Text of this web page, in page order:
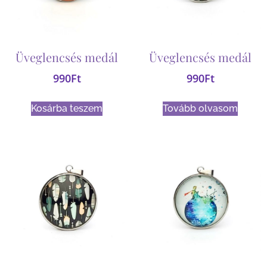
Üveglencsés medál
990Ft
Kosárba teszem
Üveglencsés medál
990Ft
Tovább olvasom